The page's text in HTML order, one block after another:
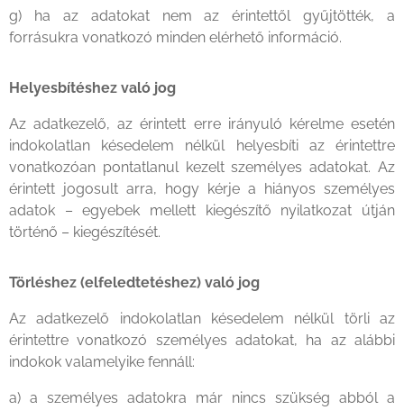
g) ha az adatokat nem az érintettől gyűjtötték, a
forrásukra vonatkozó minden elérhető információ.
Helyesbítéshez való jog
Az adatkezelő, az érintett erre irányuló kérelme esetén
indokolatlan késedelem nélkül helyesbíti az érintettre
vonatkozóan pontatlanul kezelt személyes adatokat. Az
érintett jogosult arra, hogy kérje a hiányos személyes
adatok – egyebek mellett kiegészítő nyilatkozat útján
történő – kiegészítését.
Törléshez (elfeledtetéshez) való jog
Az adatkezelő indokolatlan késedelem nélkül törli az
érintettre vonatkozó személyes adatokat, ha az alábbi
indokok valamelyike fennáll:
a) a személyes adatokra már nincs szükség abból a